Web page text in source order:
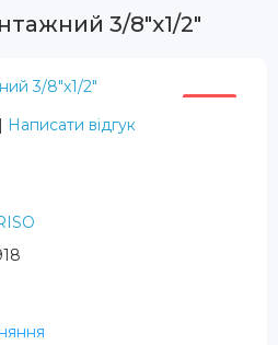
3/8"х1/2"
Написати відгук